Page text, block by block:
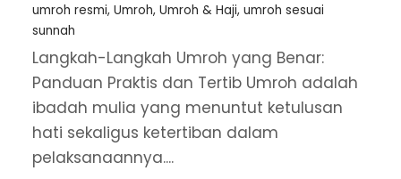
umroh resmi, Umroh, Umroh & Haji, umroh sesuai
sunnah
Langkah-Langkah Umroh yang Benar:
Panduan Praktis dan Tertib Umroh adalah
ibadah mulia yang menuntut ketulusan
hati sekaligus ketertiban dalam
pelaksanaannya....